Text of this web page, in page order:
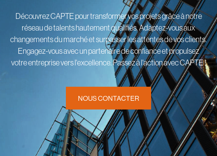
Découvrez CAPTE pour transformer vos projets grâce à notre
réseau de talents hautement qualifiés. Adaptez-vous aux
changements du marché et surpasser les attentes de vos clients.
Engagez-vous avec un partenaire de confiance et propulsez
votre entreprise vers l'excellence. Passez à l'action avec CAPTE !
NOUS CONTACTER